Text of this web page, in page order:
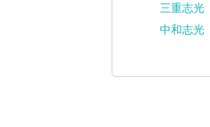
三重志光
中和志光